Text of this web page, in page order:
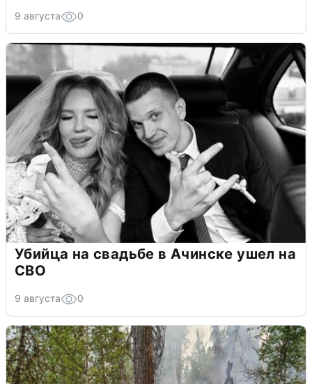
9 августа 0
Убийца на свадьбе в Ачинске ушел на
СВО
9 августа 0